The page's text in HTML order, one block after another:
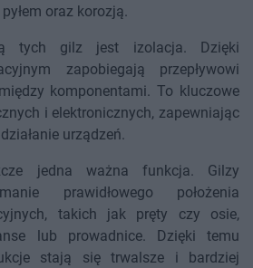
oraz korozją.
tych gilz jest izolacja. Dzięki
zapobiegają przepływowi
komponentami. To kluczowe
i elektronicznych, zapewniając
urządzeń.
jedna ważna funkcja. Gilzy
prawidłowego położenia
takich jak pręty czy osie,
lub prowadnice. Dzięki temu
stają się trwalsze i bardziej